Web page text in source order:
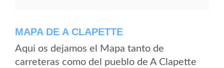
MAPA DE A CLAPETTE
Aqui os dejamos el Mapa tanto de
carreteras como del pueblo de A Clapette